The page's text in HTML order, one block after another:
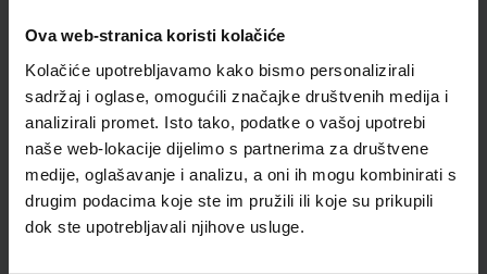
Ova web-stranica koristi kolačiće
Kolačiće upotrebljavamo kako bismo personalizirali
sadržaj i oglase, omogućili značajke društvenih medija i
analizirali promet. Isto tako, podatke o vašoj upotrebi
naše web-lokacije dijelimo s partnerima za društvene
medije, oglašavanje i analizu, a oni ih mogu kombinirati s
drugim podacima koje ste im pružili ili koje su prikupili
dok ste upotrebljavali njihove usluge.
Autor(i): Tamara Kisovar Ivanda Alena Letina
Nakladnik:ŠKOLSKA KNJIGA d.d. Registarski broj ministarstva:7034
SKU:567092 CIJENA:11,88 €
ŠIFRA OMOTA: 500239
Udžbenik Omot